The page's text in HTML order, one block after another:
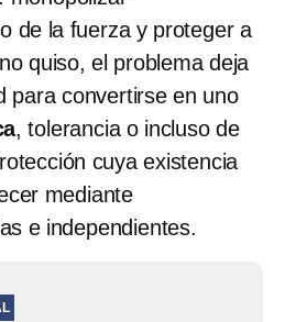
de la fuerza y proteger a
quiso, el problema deja
para convertirse en uno
, tolerancia o incluso de
cuya existencia
mediante
e independientes.